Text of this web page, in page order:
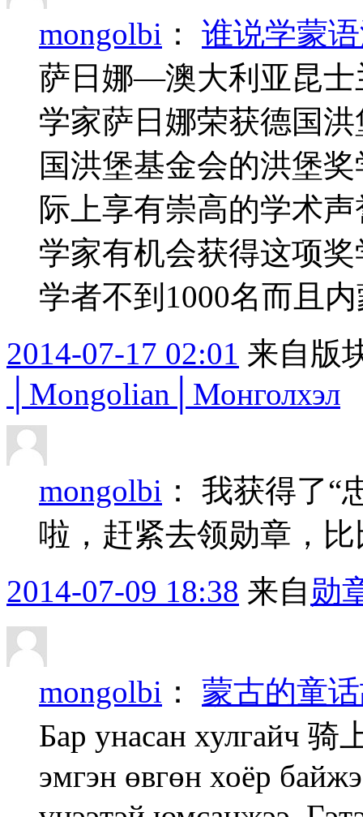
mongolbi ： 谁说学蒙
萨日娜—澳大利亚昆士
学家萨日娜荣获德国
国洪堡基金会的洪堡
际上享有崇高的学术
学家有机会获得这项
学者不到1000名而且
2014-07-17 02:01 来自版
│Mongolian│Монголхэл
mongolbi ： 我获得了“
啦，赶紧去领勋章，
2014-07-09 18:38 来自 勋
mongolbi ： 蒙古的童
Бар унасан хулгайч
эмгэн өвгөн хоёр